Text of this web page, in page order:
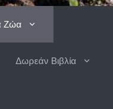
Ζώα
Δωρεάν Βιβλία